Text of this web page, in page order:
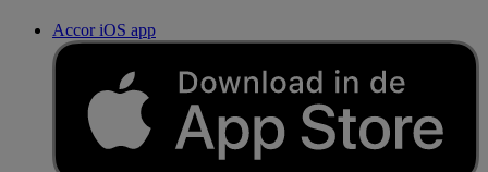
Accor iOS app